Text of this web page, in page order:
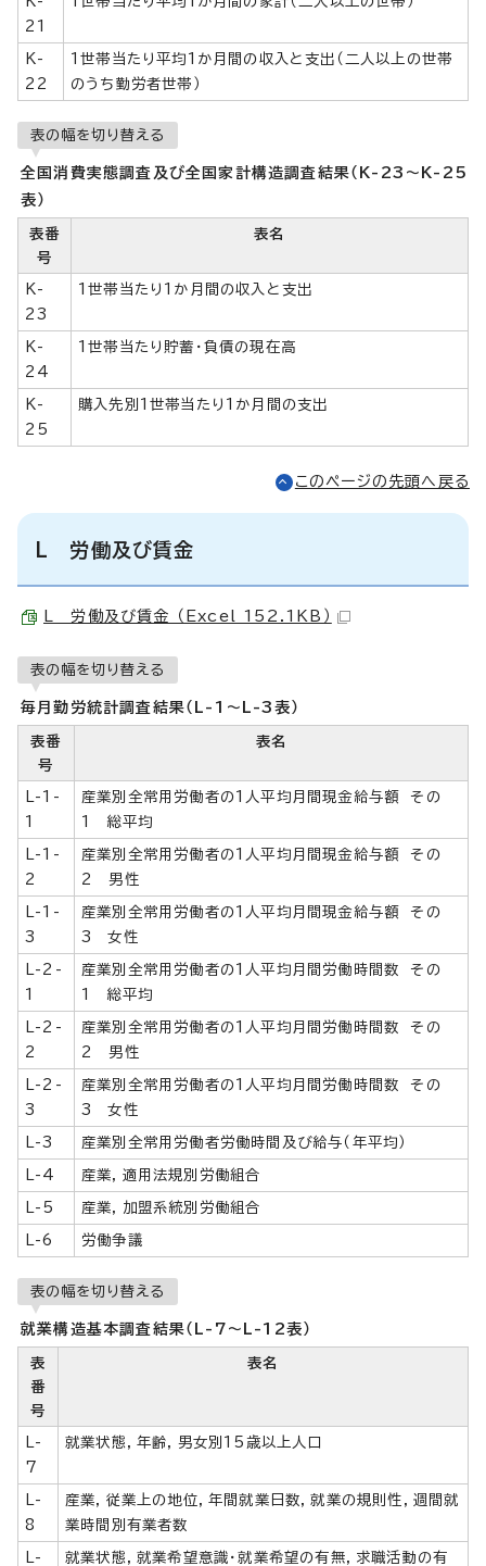
21
K-
22
1世帯当たり平均1か月間の収入と支出（二人以上の世帯
のうち勤労者世帯）
表の幅を切り替える
全国消費実態調査及び全国家計構造調査結果（K-23～K-25
表）
表番
号
表名
K-
23
1世帯当たり1か月間の収入と支出
K-
24
1世帯当たり貯蓄・負債の現在高
K-
25
購入先別1世帯当たり1か月間の支出
このページの先頭へ戻る
L 労働及び賃金
L 労働及び賃金 （Excel 152.1KB）
表の幅を切り替える
毎月勤労統計調査結果（L-1～L-3表）
表番
号
表名
L-1-
1
産業別全常用労働者の1人平均月間現金給与額 その
1 総平均
L-1-
2
産業別全常用労働者の1人平均月間現金給与額 その
2 男性
L-1-
3
産業別全常用労働者の1人平均月間現金給与額 その
3 女性
L-2-
1
産業別全常用労働者の1人平均月間労働時間数 その
1 総平均
L-2-
2
産業別全常用労働者の1人平均月間労働時間数 その
2 男性
L-2-
3
産業別全常用労働者の1人平均月間労働時間数 その
3 女性
L-3 産業別全常用労働者労働時間及び給与（年平均）
L-4 産業，適用法規別労働組合
L-5 産業，加盟系統別労働組合
L-6 労働争議
表の幅を切り替える
就業構造基本調査結果（L-7～L-12表）
表
番
号
表名
L-
7
就業状態，年齢，男女別15歳以上人口
L-
8
産業，従業上の地位，年間就業日数，就業の規則性，週間就
業時間別有業者数
L-
就業状態，就業希望意識・就業希望の有無，求職活動の有